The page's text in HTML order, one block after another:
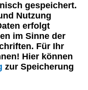
gespeichert.
Nutzung
erfolgt
im Sinne der
Für Ihr
Hier können
zur Speicherung